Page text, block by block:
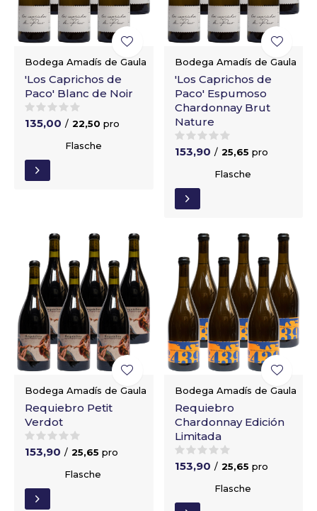
Bodega Amadís de Gaula
'Los Caprichos de
Paco' Blanc de Noir
135,00 / 22,50 pro
Flasche
Bodega Amadís de Gaula
'Los Caprichos de
Paco' Espumoso
Chardonnay Brut
Nature
153,90 / 25,65 pro
Flasche
Bodega Amadís de Gaula
Requiebro Petit
Verdot
153,90 / 25,65 pro
Flasche
Bodega Amadís de Gaula
Requiebro
Chardonnay Edición
Limitada
153,90 / 25,65 pro
Flasche